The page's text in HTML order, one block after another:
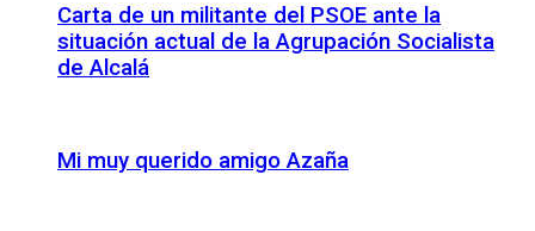
Carta de un militante del PSOE ante la
situación actual de la Agrupación Socialista
de Alcalá
Mi muy querido amigo Azaña